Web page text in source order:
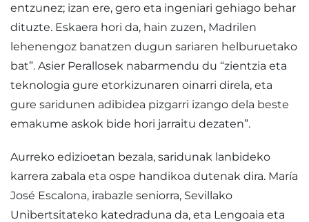
entzunez; izan ere, gero eta ingeniari gehiago behar
dituzte. Eskaera hori da, hain zuzen, Madrilen
lehenengoz banatzen dugun sariaren helburuetako
bat”. Asier Perallosek nabarmendu du “zientzia eta
teknologia gure etorkizunaren oinarri direla, eta
gure saridunen adibidea pizgarri izango dela beste
emakume askok bide hori jarraitu dezaten”.
Aurreko edizioetan bezala, saridunak lanbideko
karrera zabala eta ospe handikoa dutenak dira. María
José Escalona, irabazle seniorra, Sevillako
Unibertsitateko katedraduna da, eta Lengoaia eta